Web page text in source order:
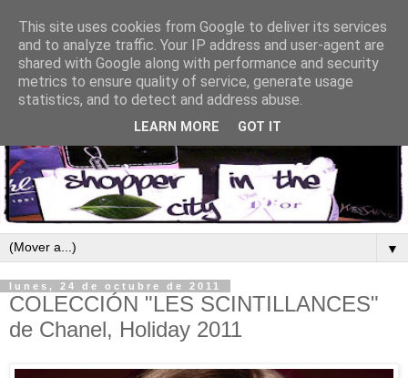
▼
lunes, 24 de octubre de 2011
COLECCIÓN "LES SCINTILLANCES"
de Chanel, Holiday 2011
This site uses cookies from Google to deliver its services
and to analyze traffic. Your IP address and user-agent are
shared with Google along with performance and security
metrics to ensure quality of service, generate usage
statistics, and to detect and address abuse.
LEARN MORE GOT IT